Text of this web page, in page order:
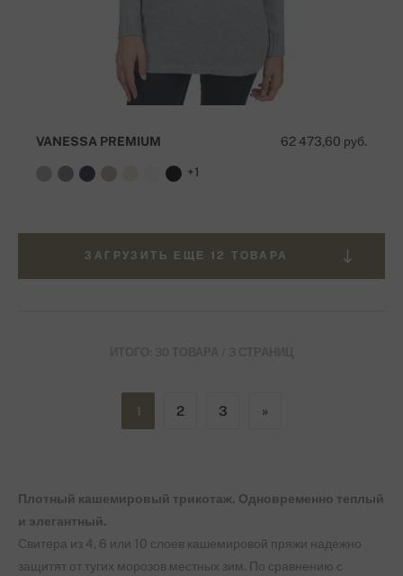
62 473,60 руб.
VANESSA PREMIUM
+1
ЗАГРУЗИТЬ ЕЩЕ 12 ТОВАРА
2 3 »
Плотный кашемировый трикотаж. Одновременно теплый
и элегантный.
Свитера из 4, 6 или 10 слоев кашемировой пряжи надежно
защитят от тугих морозов местных зим. По сравнению с